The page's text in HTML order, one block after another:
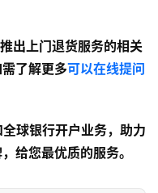
出上门退货服务的相关
了解更多可以在线提问
球银行开户业务，助力
给您最优质的服务。